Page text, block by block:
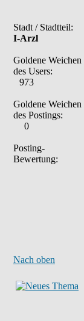
Stadt / Stadtteil:
I-Arzl
Goldene Weichen
des Users:
973
Goldene Weichen
des Postings:
0
Posting-
Bewertung:
Nach oben